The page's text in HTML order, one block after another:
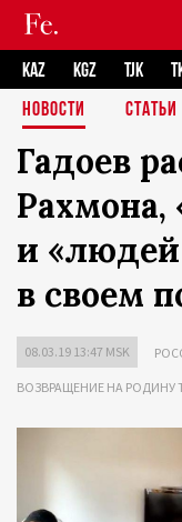
KAZ KGZ TJK
НОВОСТИ
СТАТЬИ
Гадоев
Рахмона,
и
в своем
08.03.19 13:47 MSK
ВОЗВРАЩЕНИЕ НА